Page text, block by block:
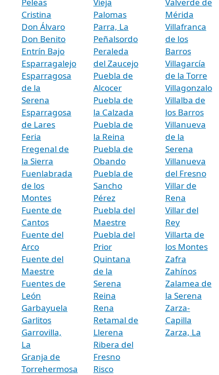
Cristina
Don Álvaro
Don Benito
Entrín Bajo
Esparragalejo
Esparragosa
de la
Serena
Esparragosa
de Lares
Feria
Fregenal de
la Sierra
Fuenlabrada
de los
Montes
Fuente de
Cantos
Fuente del
Arco
Fuente del
Maestre
Fuentes de
León
Garbayuela
Garlitos
Garrovilla,
La
Granja de
Torrehermosa
Palomas
Parra, La
Peñalsordo
Peraleda
del Zaucejo
Puebla de
Alcocer
Puebla de
la Calzada
Puebla de
la Reina
Puebla de
Obando
Puebla de
Sancho
Pérez
Puebla del
Maestre
Puebla del
Prior
Quintana
de la
Serena
Reina
Rena
Retamal de
Llerena
Ribera del
Fresno
Risco
Mérida
Villafranca
de los
Barros
Villagarcía
de la Torre
Villagonzalo
Villalba de
los Barros
Villanueva
de la
Serena
Villanueva
del Fresno
Villar de
Rena
Villar del
Rey
Villarta de
los Montes
Zafra
Zahínos
Zalamea de
la Serena
Zarza-
Capilla
Zarza, La